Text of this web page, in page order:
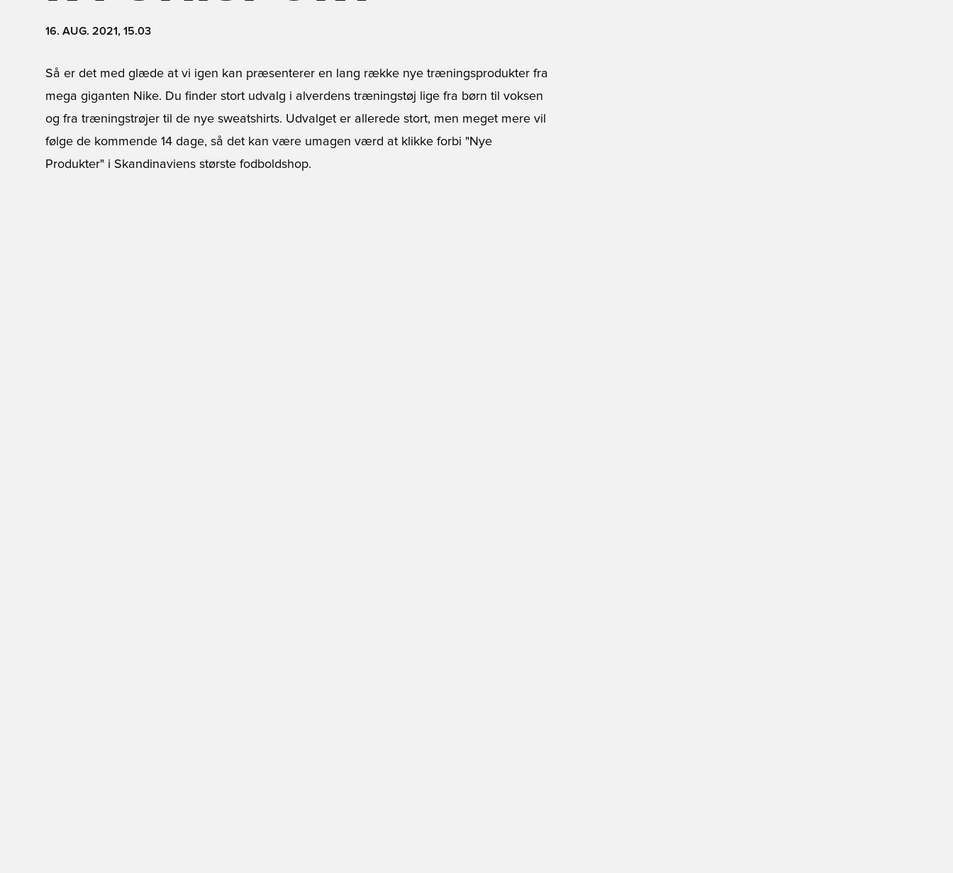
16. AUG. 2021, 15.03
Så er det med glæde at vi igen kan præsenterer en lang række nye træningsprodukter fra
mega giganten Nike. Du finder stort udvalg i alverdens træningstøj lige fra børn til voksen
og fra træningstrøjer til de nye sweatshirts. Udvalget er allerede stort, men meget mere vil
følge de kommende 14 dage, så det kan være umagen værd at klikke forbi "Nye
Produkter" i Skandinaviens største fodboldshop.